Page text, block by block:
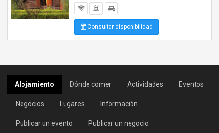
Consultar disponibilidad
Alojamiento Dónde comer Actividades Eventos
Negocios Lugares Información
Publicar un evento Publicar un negocio